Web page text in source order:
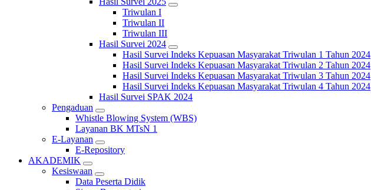
Triwulan I
Triwulan II
Triwulan III
Hasil Survei 2024
Hasil Survei Indeks Kepuasan Masyarakat Triwulan 1 Tahun 2024
Hasil Survei Indeks Kepuasan Masyarakat Triwulan 2 Tahun 2024
Hasil Survei Indeks Kepuasan Masyarakat Triwulan 3 Tahun 2024
Hasil Survei Indeks Kepuasan Masyarakat Triwulan 4 Tahun 2024
Hasil Survei SPAK 2024
Pengaduan
Whistle Blowing System (WBS)
Layanan BK MTsN 1
E-Layanan
E-Repository
AKADEMIK
Kesiswaan
Data Peserta Didik